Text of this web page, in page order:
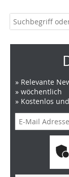
» Relevante
» wöchentlich
» Kostenlos